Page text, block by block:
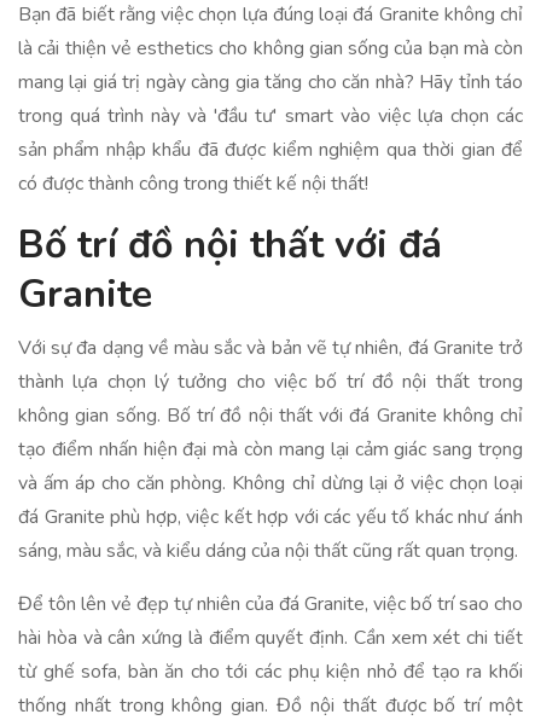
Bạn đã biết rằng việc chọn lựa đúng loại đá Granite không chỉ
là cải thiện vẻ esthetics cho không gian sống của bạn mà còn
mang lại giá trị ngày càng gia tăng cho căn nhà? Hãy tỉnh táo
trong quá trình này và 'đầu tư' smart vào việc lựa chọn các
sản phẩm nhập khẩu đã được kiểm nghiệm qua thời gian để
có được thành công trong thiết kế nội thất!
Bố trí đồ nội thất với đá
Granite
Với sự đa dạng về màu sắc và bản vẽ tự nhiên, đá Granite trở
thành lựa chọn lý tưởng cho việc bố trí đồ nội thất trong
không gian sống. Bố trí đồ nội thất với đá Granite không chỉ
tạo điểm nhấn hiện đại mà còn mang lại cảm giác sang trọng
và ấm áp cho căn phòng. Không chỉ dừng lại ở việc chọn loại
đá Granite phù hợp, việc kết hợp với các yếu tố khác như ánh
sáng, màu sắc, và kiểu dáng của nội thất cũng rất quan trọng.
Để tôn lên vẻ đẹp tự nhiên của đá Granite, việc bố trí sao cho
hài hòa và cân xứng là điểm quyết định. Cần xem xét chi tiết
từ ghế sofa, bàn ăn cho tới các phụ kiện nhỏ để tạo ra khối
thống nhất trong không gian. Đồ nội thất được bố trí một